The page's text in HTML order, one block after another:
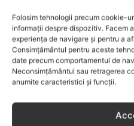
Folosim tehnologii precum cookie-
informații despre dispozitiv. Facem
experiența de navigare și pentru a
Consimțământul pentru aceste
date precum comportamentul de
Neconsimțământul sau retragerea
anumite caracteristici și funcții.